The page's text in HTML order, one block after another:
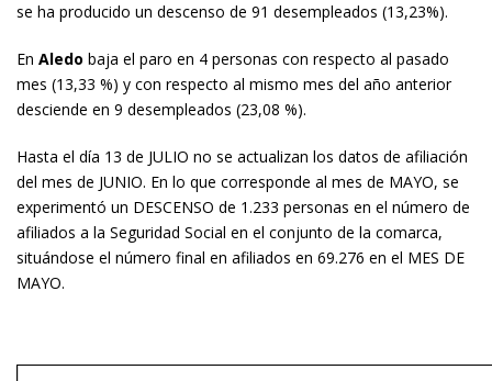
se ha producido un descenso de 91 desempleados (13,23%).
En Aledo baja el paro en 4 personas con respecto al pasado
mes (13,33 %) y con respecto al mismo mes del año anterior
desciende en 9 desempleados (23,08 %).
Hasta el día 13 de JULIO no se actualizan los datos de afiliación
del mes de JUNIO. En lo que corresponde al mes de MAYO, se
experimentó un DESCENSO de 1.233 personas en el número de
afiliados a la Seguridad Social en el conjunto de la comarca,
situándose el número final en afiliados en 69.276 en el MES DE
MAYO.